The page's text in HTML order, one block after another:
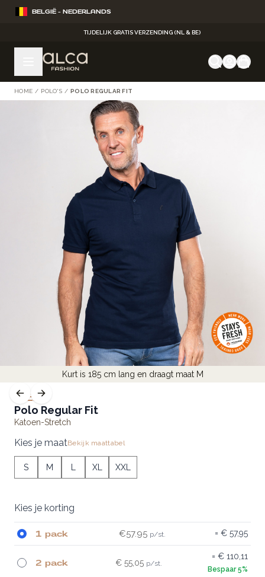
Ga naar de inhoud
TIJDELIJK GRATIS VERZENDING (NL & BE)
BELGIË - NEDERLANDS
HOME / POLO'S / POLO REGULAR FIT
Kurt is 185 cm lang en draagt maat M
FLEX
Polo Regular Fit
Katoen-Stretch
Kies je maatBekijk maattabel
S M XL XXL
Kies je korting
1 pack €57.95 € 57,95
2 pack € 55,05
€ 110,11